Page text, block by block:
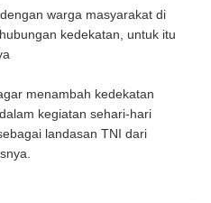
warga masyarakat di
kedekatan, untuk itu
menambah kedekatan
kegiatan sehari-hari
landasan TNI dari